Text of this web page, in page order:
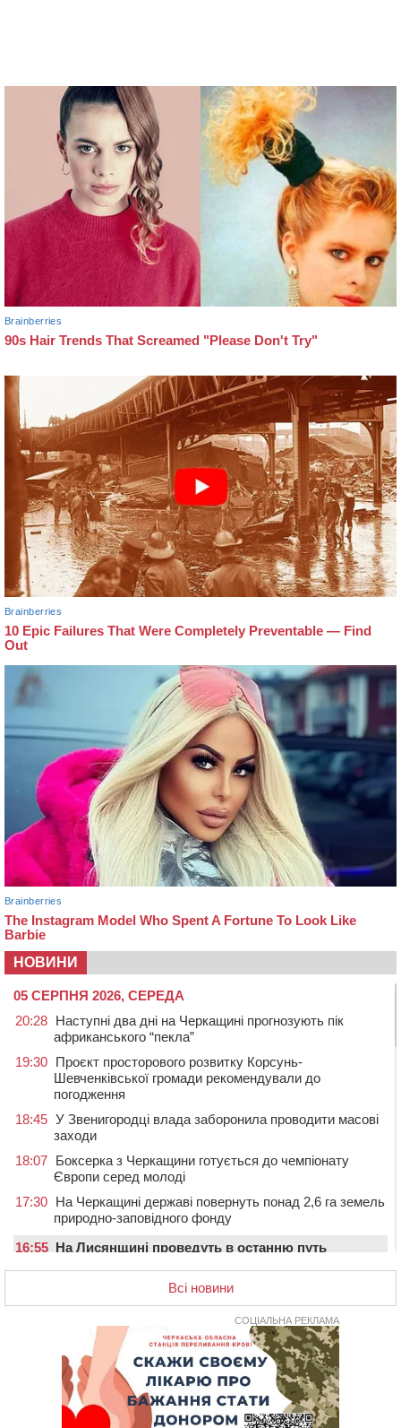
НОВИНИ
05 СЕРПНЯ 2026, СЕРЕДА
20:28 Наступні два дні на Черкащині прогнозують пік
африканського “пекла”
19:30 Проєкт просторового розвитку Корсунь-
Шевченківської громади рекомендували до
погодження
18:45 У Звенигородці влада заборонила проводити масові
заходи
18:07 Боксерка з Черкащини готується до чемпіонату
Європи серед молоді
17:30 На Черкащині державі повернуть понад 2,6 га земель
природно-заповідного фонду
16:55 На Лисянщині проведуть в останню путь
У Дахнівському лісництві екоінспектори натрапили на
незаконне будівництво
У лікарні померла жінка, яку на пішохідному переході
в Черкаському районі збила автівка
Від Чернівців до Бакоти: пів сотні працівників
“Черкасиобленерго” побували у мандрівці
У Монастирищі зустріли військового, який потрапив у
Всі новини
СОЦІАЛЬНА РЕКЛАМА